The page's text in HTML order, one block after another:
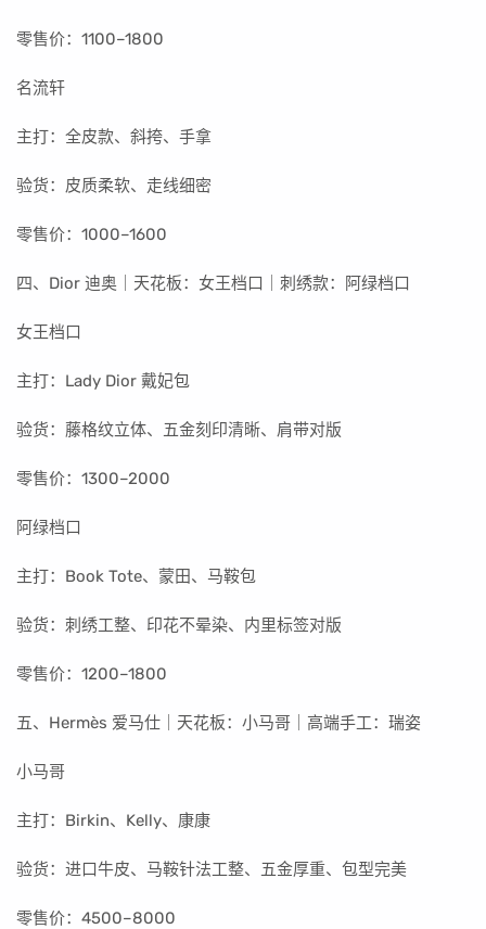
零售价：1100–1800
名流轩
主打：全皮款、斜挎、手拿
验货：皮质柔软、走线细密
零售价：1000–1600
四、Dior 迪奥｜天花板：女王档口｜刺绣款：阿绿档口
女王档口
主打：Lady Dior 戴妃包
验货：藤格纹立体、五金刻印清晰、肩带对版
零售价：1300–2000
阿绿档口
主打：Book Tote、蒙田、马鞍包
验货：刺绣工整、印花不晕染、内里标签对版
零售价：1200–1800
五、Hermès 爱马仕｜天花板：小马哥｜高端手工：瑞姿
小马哥
主打：Birkin、Kelly、康康
验货：进口牛皮、马鞍针法工整、五金厚重、包型完美
零售价：4500–8000